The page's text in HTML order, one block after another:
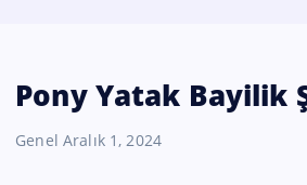
Pony Yatak Bayilik
Genel Aralık 1, 2024